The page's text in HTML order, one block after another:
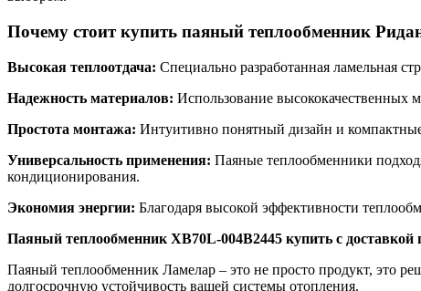
Почему стоит купить паяный теплообменник
Высокая теплоотдача: Специально разработанная ламельная
Надежность материалов: Использование высококачественных
Простота монтажа: Интуитивно понятный дизайн и компактные
Универсальность применения: Паяные теплообменники
кондиционирования.
Экономия энергии: Благодаря высокой эффективности
Паяный теплообменник XB70L-004B2445 купить с доставкой
Паяный теплообменник Ламелар – это не просто продукт, это
долгосрочную устойчивость вашей системы отопления.